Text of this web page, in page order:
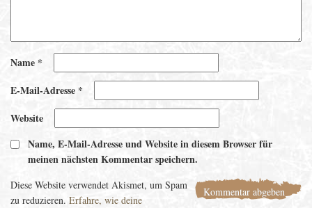
Name *
E-Mail-Adresse *
Website
Name, E-Mail-Adresse und Website in diesem Browser für
meinen nächsten Kommentar speichern.
Diese Website verwendet Akismet, um Spam
zu reduzieren. Erfahre, wie deine